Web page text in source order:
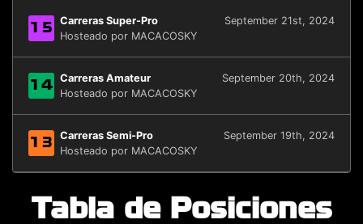
15 Carreras Super-Pro
September 21st, 2024
Hosteado por MACACOSKY
14 Carreras Amateur
September 20th, 2024
Hosteado por MACACOSKY
13 Carreras Semi-Pro
September 19th, 2024
Hosteado por MACACOSKY
Tabla de Posiciones